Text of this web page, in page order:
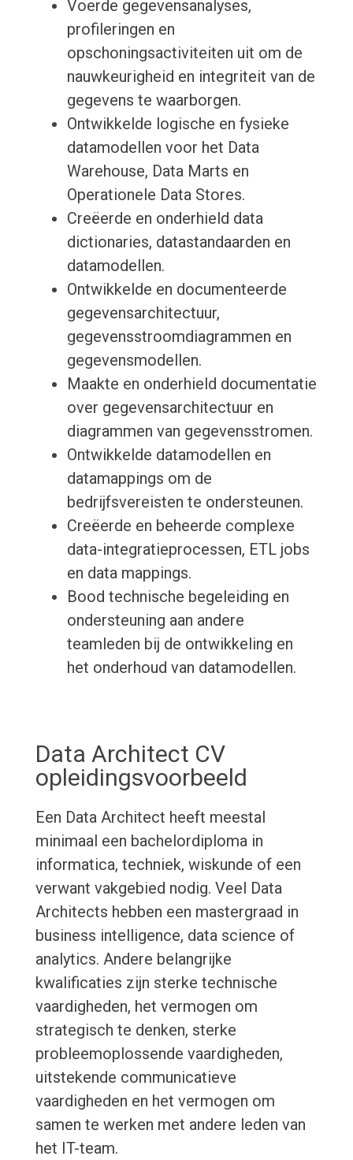
Voerde gegevensanalyses,
profileringen en
opschoningsactiviteiten uit om de
nauwkeurigheid en integriteit van de
gegevens te waarborgen.
Ontwikkelde logische en fysieke
datamodellen voor het Data
Warehouse, Data Marts en
Operationele Data Stores.
Creëerde en onderhield data
dictionaries, datastandaarden en
datamodellen.
Ontwikkelde en documenteerde
gegevensarchitectuur,
gegevensstroomdiagrammen en
gegevensmodellen.
Maakte en onderhield documentatie
over gegevensarchitectuur en
diagrammen van gegevensstromen.
Ontwikkelde datamodellen en
datamappings om de
bedrijfsvereisten te ondersteunen.
Creëerde en beheerde complexe
data-integratieprocessen, ETL jobs
en data mappings.
Bood technische begeleiding en
ondersteuning aan andere
teamleden bij de ontwikkeling en
het onderhoud van datamodellen.
Data Architect CV
opleidingsvoorbeeld
Een Data Architect heeft meestal
minimaal een bachelordiploma in
informatica, techniek, wiskunde of een
verwant vakgebied nodig. Veel Data
Architects hebben een mastergraad in
business intelligence, data science of
analytics. Andere belangrijke
kwalificaties zijn sterke technische
vaardigheden, het vermogen om
strategisch te denken, sterke
probleemoplossende vaardigheden,
uitstekende communicatieve
vaardigheden en het vermogen om
samen te werken met andere leden van
het IT-team.